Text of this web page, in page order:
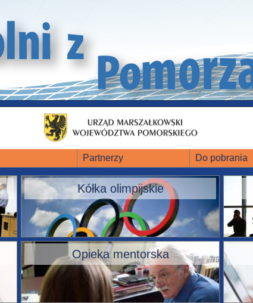
Partnerzy Do pobrania
Kółka olimpijskie
Opieka mentorska